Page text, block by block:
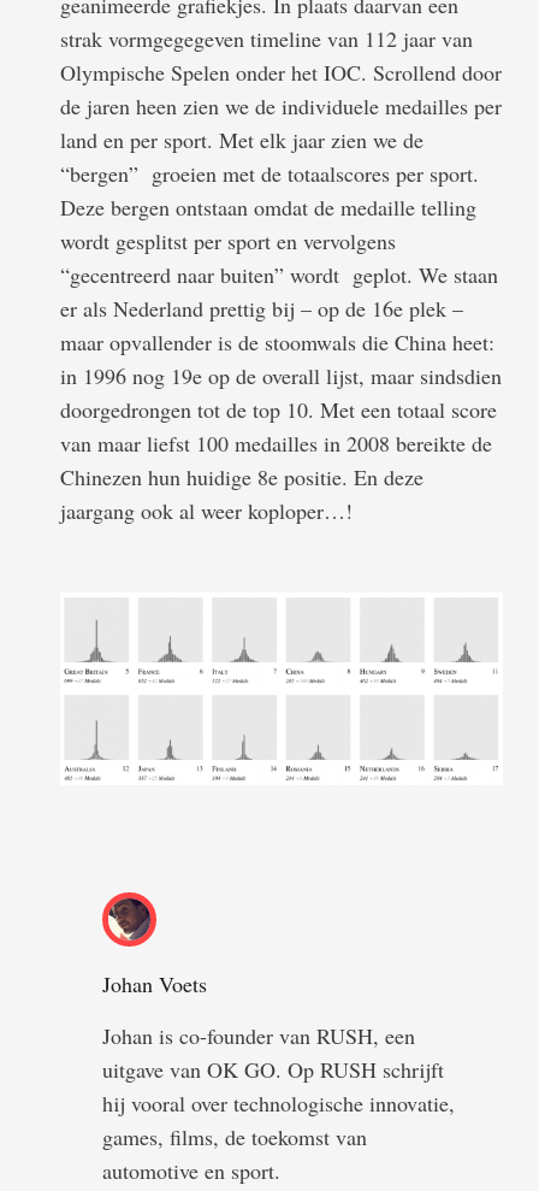
strak vormgegegeven timeline van 112 jaar van
Olympische Spelen onder het IOC. Scrollend door
de jaren heen zien we de individuele medailles per
land en per sport. Met elk jaar zien we de
“bergen” groeien met de totaalscores per sport.
Deze bergen ontstaan omdat de medaille telling
wordt gesplitst per sport en vervolgens
“gecentreerd naar buiten” wordt geplot. We staan
er als Nederland prettig bij – op de 16e plek –
maar opvallender is de stoomwals die China heet:
in 1996 nog 19e op de overall lijst, maar sindsdien
doorgedrongen tot de top 10. Met een totaal score
van maar liefst 100 medailles in 2008 bereikte de
Chinezen hun huidige 8e positie. En deze
jaargang ook al weer koploper…!
Johan Voets
Johan is co-founder van RUSH, een
uitgave van OK GO. Op RUSH schrijft
hij vooral over technologische innovatie,
games, films, de toekomst van
automotive en sport.